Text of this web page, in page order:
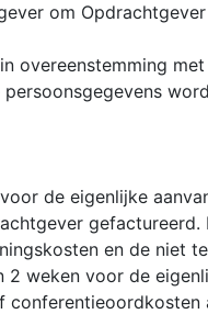
om
overeenstemming
de eigenlijke
gefactureerd.
en de niet
weken voor de
conferentieoordkosten